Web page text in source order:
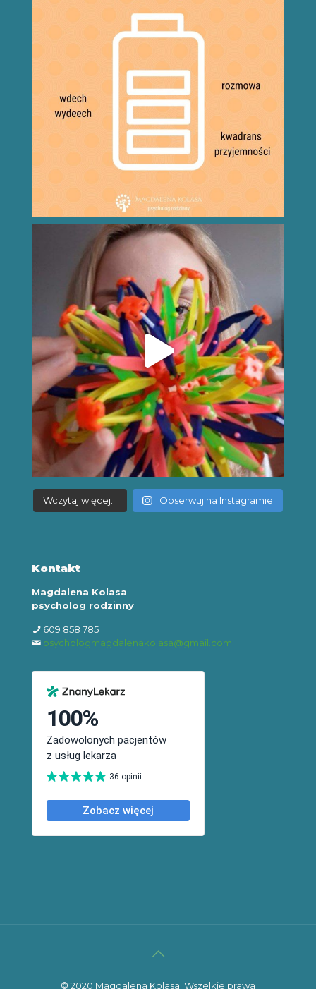
Wczytaj więcej... Obserwuj na Instagramie
Kontakt
Magdalena Kolasa
psycholog rodzinny
609 858 785
psychologmagdalenakolasa@gmail.com
© 2020 Magdalena Kolasa. Wszelkie prawa